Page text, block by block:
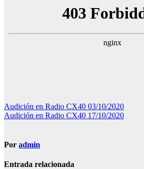
Navegación
de
Audición en Radio CX40 03/10/2020
Audición en Radio CX40 17/10/2020
Por admin
Entrada relacionada